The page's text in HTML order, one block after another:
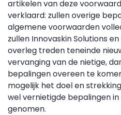
artikelen van deze
verklaard: zullen overige
algemene voorwaarden
zullen Innovaskin Solutions
overleg treden teneinde
vervanging van de nietige,
bepalingen overeen te
mogelijk het doel en
wel vernietigde bepalingen
genomen.